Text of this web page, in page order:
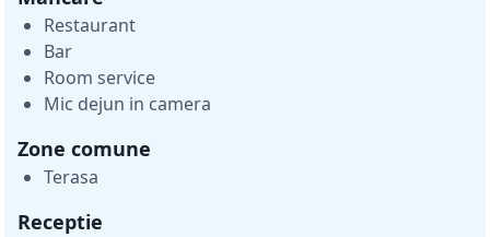
Restaurant
Bar
Room service
Mic dejun in camera
Zone comune
Terasa
Receptie